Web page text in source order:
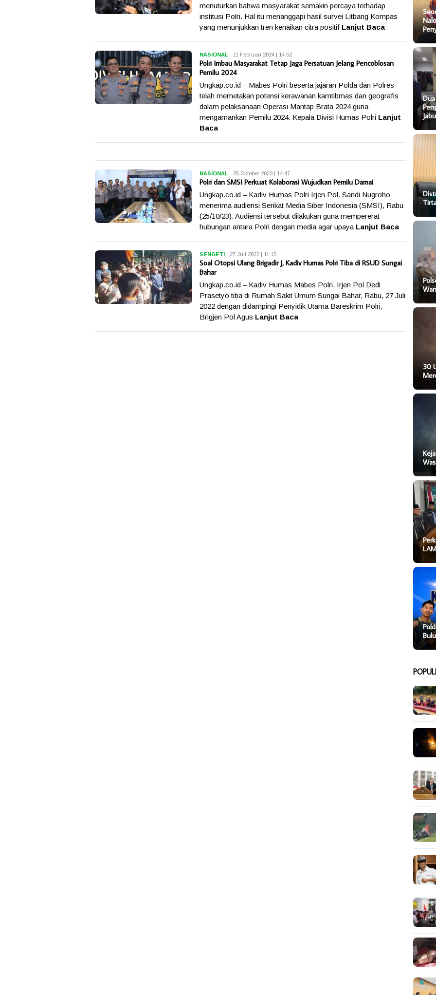
menuturkan bahwa masyarakat semakin percaya terhadap
institusi Polri. Hal itu menanggapi hasil survei Litbang Kompas
yang menunjukkan tren kenaikan citra positif Lanjut Baca
NASIONAL Ungkap
11 Februari 2024 | 14:52
Polri Imbau Masyarakat Tetap Jaga Persatuan Jelang Pencoblosan
Pemilu 2024
Ungkap.co.id – Mabes Polri beserta jajaran Polda dan Polres
telah memetakan potensi kerawanan kamtibmas dan geografis
dalam pelaksanaan Operasi Mantap Brata 2024 guna
mengamankan Pemilu 2024. Kepala Divisi Humas Polri Lanjut
Baca
NASIONAL Dika
25 Oktober 2023 | 14:47
Polri dan SMSI Perkuat Kolaborasi Wujudkan Pemilu Damai
Ungkap.co.id – Kadiv Humas Polri Irjen Pol. Sandi Nugroho
menerima audiensi Serikat Media Siber Indonesia (SMSI), Rabu
(25/10/23). Audiensi tersebut dilakukan guna mempererat
hubungan antara Polri dengan media agar upaya Lanjut Baca
SENGETI Ungkap
27 Juli 2022 | 11:15
Soal Otopsi Ulang Brigadir J, Kadiv Humas Polri Tiba di RSUD Sungai
Bahar
Ungkap.co.id – Kadiv Humas Mabes Polri, Irjen Pol Dedi
Prasetyo tiba di Rumah Sakit Umum Sungai Bahar, Rabu, 27 Juli
2022 dengan didampingi Penyidik Utama Bareskrim Polri,
Brigjen Pol Agus Lanjut Baca
30